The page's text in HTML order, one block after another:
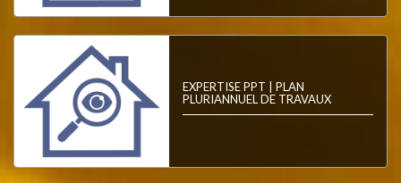
EXPERTISE PPT | PLAN
PLURIANNUEL DE TRAVAUX